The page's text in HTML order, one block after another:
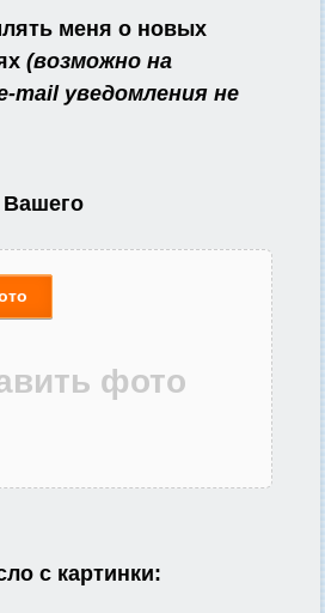
меня о новых
(возможно на
mail уведомления не
Вашего
с картинки: